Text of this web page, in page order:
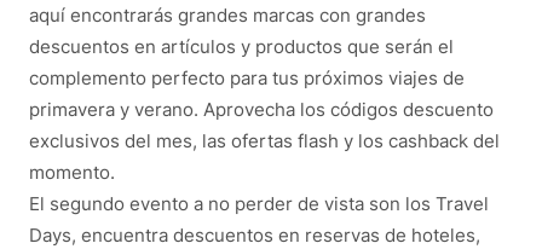
aquí encontrarás grandes marcas con grandes
descuentos en artículos y productos que serán el
complemento perfecto para tus próximos viajes de
primavera y verano. Aprovecha los códigos descuento
exclusivos del mes, las ofertas flash y los cashback del
momento.
El segundo evento a no perder de vista son los Travel
Days, encuentra descuentos en reservas de hoteles,